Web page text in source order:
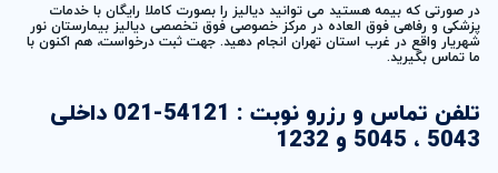
در صورتی که بیمه هستید می توانید دیالیز را بصورت کاملا رایگان با خدمات
پزشکی و رفاهی فوق العاده در مرکز خصوصی فوق تخصصی دیالیز بیمارستان نور
شهریار واقع در غرب استان تهران انجام دهید. جهت ثبت درخواست، هم اکنون با
ما تماس بگیرید.
تلفن تماس و رزرو نوبت : 54121-021 داخلی
5043 ، 5045 و 1232